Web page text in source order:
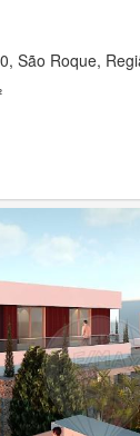
São Roque,